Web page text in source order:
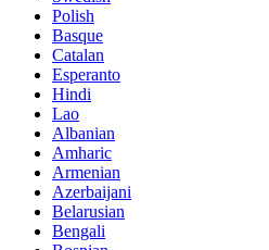
Polish
Basque
Catalan
Esperanto
Hindi
Lao
Albanian
Amharic
Armenian
Azerbaijani
Belarusian
Bengali